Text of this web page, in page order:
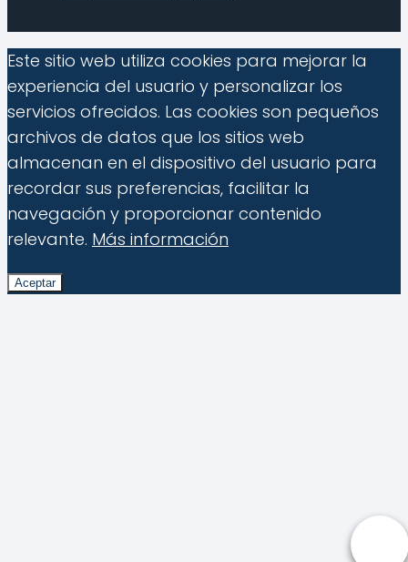
Este sitio web utiliza cookies para mejorar la
experiencia del usuario y personalizar los
servicios ofrecidos. Las cookies son pequeños
archivos de datos que los sitios web
almacenan en el dispositivo del usuario para
recordar sus preferencias, facilitar la
navegación y proporcionar contenido
relevante. Más información
Aceptar